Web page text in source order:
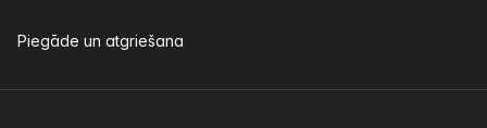
Piegāde un atgriešana